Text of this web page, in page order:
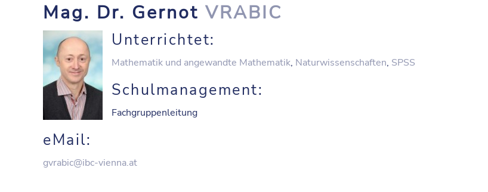
Mag. Dr. Gernot VRABIC
Unterrichtet:
Mathematik und angewandte Mathematik, Naturwissenschaften, SPSS
Schulmanagement:
Fachgruppenleitung
eMail:
gvrabic@ibc-vienna.at